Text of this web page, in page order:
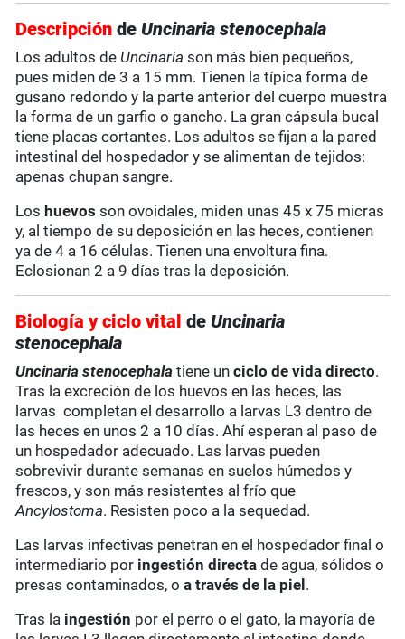
Descripción de Uncinaria stenocephala
Los adultos de Uncinaria son más bien pequeños,
pues miden de 3 a 15 mm. Tienen la típica forma de
gusano redondo y la parte anterior del cuerpo muestra
la forma de un garfio o gancho. La gran cápsula bucal
tiene placas cortantes. Los adultos se fijan a la pared
intestinal del hospedador y se alimentan de tejidos:
apenas chupan sangre.
Los huevosson ovoidales, miden unas 45 x 75 micras
y, al tiempo de su deposición en las heces, contienen
ya de 4 a 16 células. Tienen una envoltura fina.
Eclosionan 2 a 9 días tras la deposición.
Biología y ciclo vital de Uncinaria
stenocephala
Uncinaria stenocephala tiene unciclo de vida directo.
Tras la excreción de los huevos en las heces, las
larvas completan el desarrollo a larvas L3 dentro de
las heces en unos 2 a 10 días. Ahí esperan al paso de
un hospedador adecuado. Las larvas pueden
sobrevivir durante semanas en suelos húmedos y
frescos, y son más resistentes al frío que
Ancylostoma. Resisten poco a la sequedad.
Las larvas infectivas penetran en el hospedador final o
intermediario por ingestión directa de agua, sólidos o
presas contaminados, oa través de la piel .
Tras la ingestión por el perro o el gato, la mayoría de